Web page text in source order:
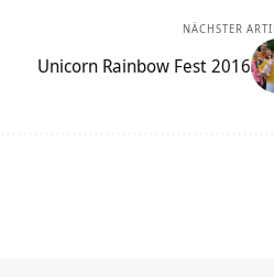
NÄCHSTER
Unicorn Rainbow Fest 2016